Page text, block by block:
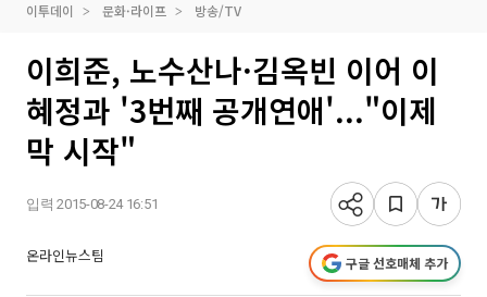
이투데이 문화·라이프 방송/TV
이희준, 노수산나·김옥빈 이어 이
혜정과 '3번째 공개연애'..."이제
막 시작"
입력 2015-08-24 16:51
온라인뉴스팀 구글 선호매체 추가